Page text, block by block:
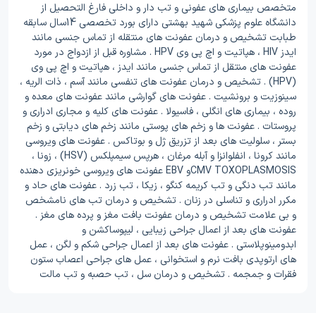
متخصص بیماری های عفونی و تب دار و داخلی فارغ التحصیل از
دانشگاه علوم پزشکی شهید بهشتی دارای بورد تخصصی 14سال سابقه
طبابت تشخیص و درمان عفونت های منتقله از تماس جنسی مانند
ایدز HIV ، هپاتیت و اچ پی وی HPV . مشاوره قبل از ازدواج در مورد
عفونت های منتقل از تماس جنسی مانند ایدز ، هپاتیت و اچ پی وی
(HPV) . تشخیص و درمان عفونت های تنفسی مانند آسم ، ذات الریه ،
سینوزیت و برونشیت . عفونت های گوارشی مانند عفونت های معده و
روده ، بیماری های انگلی ، فاسیولا . عفونت های کلیه و مجاری ادراری و
پروستات . عفونت ها و زخم های پوستی مانند زخم های دیابتی و زخم
بستر ، سلولیت های بعد از تزریق ژل و بوتاکس . عفونت های ویروسی
مانند کرونا ، انفلوانزا و آبله مرغان ، هرپس سیمپلکس (HSV) ، زونا ،
CMV TOXOPLASMOSISو EBV عفونت های ویروسی خونریزی دهنده
مانند تب دنگی و تب کریمه کنگو ، زیکا ، تب زرد . عفونت های حاد و
مکرر ادراری و تناسلی در زنان . تشخیص و درمان تب های نامشخص
و بی علامت تشخیص و درمان عفونت بافت مغز و پرده های مغز .
عفونت های بعد از اعمال جراحی زیبایی ، لیپوساکشن و
ابدومینوپلاستی . عفونت های بعد از اعمال جراحی شکم و لگن ، عمل
های ارتوپدی بافت نرم و استخوانی ، عمل های جراحی اعصاب ستون
فقرات و جمجمه . تشخیص و درمان سل ، تب حصبه و تب مالت